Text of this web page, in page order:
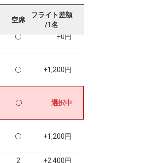
空席
フライト差額
/1名
+0円
+1,200円
選択中
+1,200円
2 +2,400円